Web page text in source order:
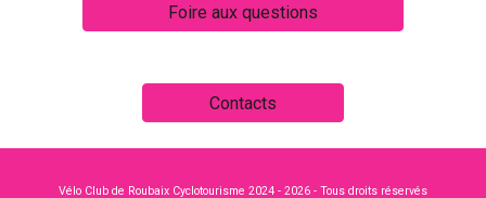
Foire aux questions
Contacts
Vélo Club de Roubaix Cyclotourisme 2024 - 2026 - Tous droits réservés